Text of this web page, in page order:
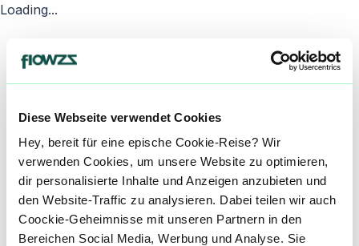
Diese Webseite verwendet Cookies
Hey, bereit für eine epische Cookie-Reise? Wir
verwenden Cookies, um unsere Website zu optimieren,
dir personalisierte Inhalte und Anzeigen anzubieten und
den Website-Traffic zu analysieren. Dabei teilen wir auch
Coockie-Geheimnisse mit unseren Partnern in den
Bereichen Social Media, Werbung und Analyse. Sie
Loading...